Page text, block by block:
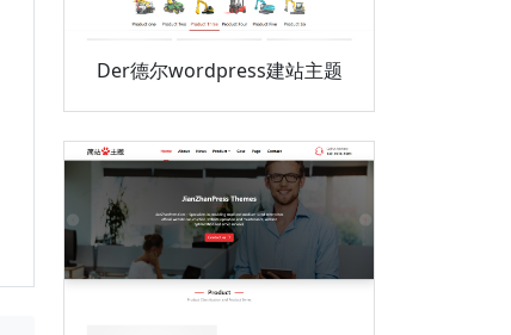
Der德尔wordpress建站主题